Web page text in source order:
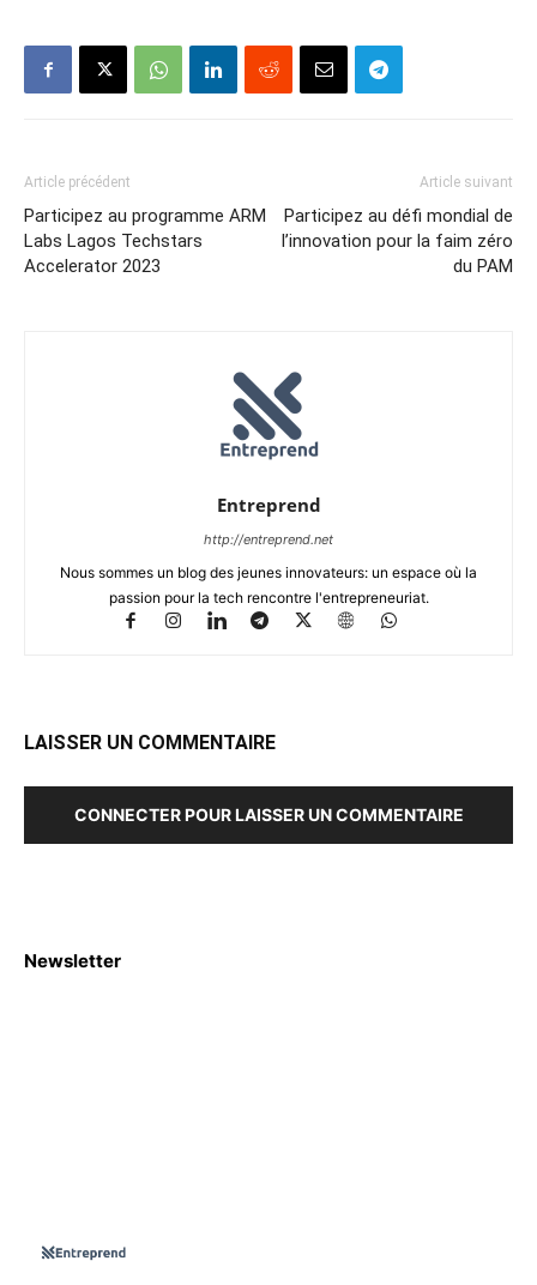
Article précédent
Participez au programme ARM
Labs Lagos Techstars
Accelerator 2023
Article suivant
Participez au défi mondial de
l’innovation pour la faim zéro
du PAM
Entreprend
http://entreprend.net
Nous sommes un blog des jeunes innovateurs: un espace où la
passion pour la tech rencontre l'entrepreneuriat.
LAISSER UN COMMENTAIRE
CONNECTER POUR LAISSER UN COMMENTAIRE
Newsletter